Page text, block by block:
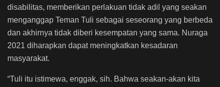
disabilitas, memberikan perlakuan tidak adil yang seakan
menganggap Teman Tuli sebagai seseorang yang berbeda
dan akhirnya tidak diberi kesempatan yang sama. Nuraga
2021 diharapkan dapat meningkatkan kesadaran
masyarakat.
“Tuli itu istimewa, enggak, sih. Bahwa seakan-akan kita